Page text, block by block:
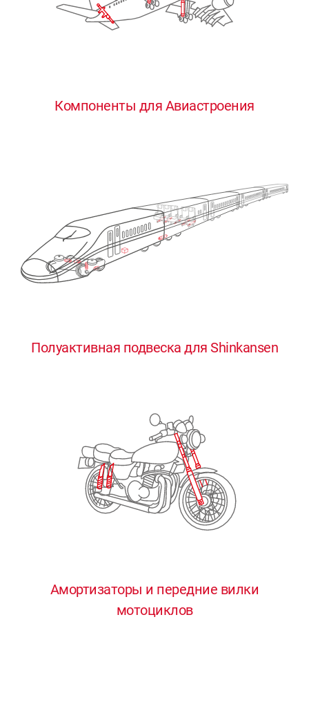
Компоненты для Авиастроения
Полуактивная подвеска для Shinkansen
Амортизаторы и передние вилки
мотоциклов
0 1
2
0
3
4
6
7
0
2
3
4
6
7
0
2
3
4
6
7
0
2
3
4
6
0
3
4
6